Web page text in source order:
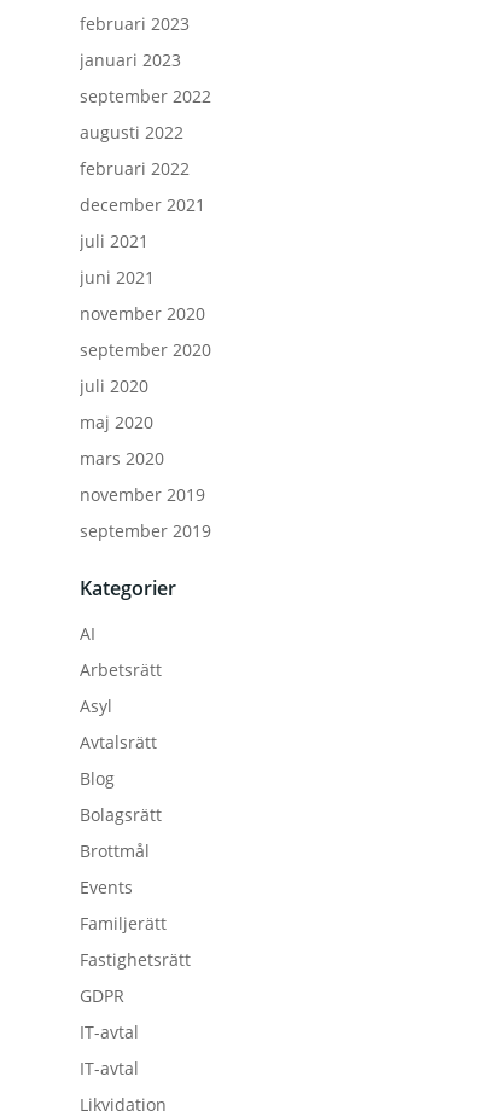
februari 2023
januari 2023
september 2022
augusti 2022
februari 2022
december 2021
juli 2021
juni 2021
november 2020
september 2020
juli 2020
maj 2020
mars 2020
november 2019
september 2019
Kategorier
AI
Arbetsrätt
Asyl
Avtalsrätt
Blog
Bolagsrätt
Brottmål
Events
Familjerätt
Fastighetsrätt
GDPR
IT-avtal
IT-avtal
Likvidation